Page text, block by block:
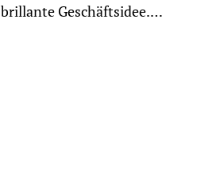
Geschäftsidee.…